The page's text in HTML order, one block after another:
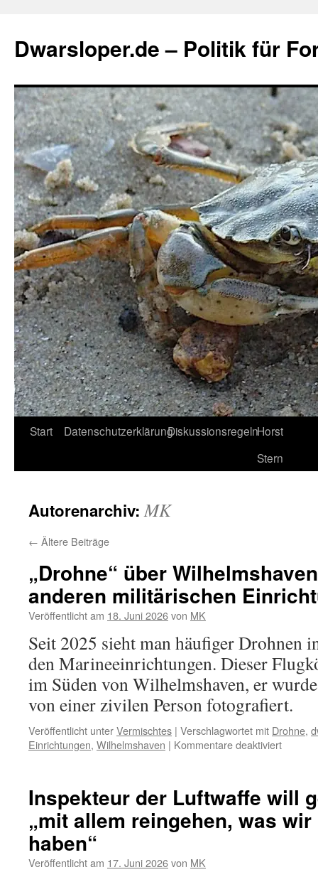
springen
Dwarsloper.de – Politik für
Start DatenschutzerklärungDiskussionsregelnHorst
Stern
Autorenarchiv:MK
← Ältere Beiträge
„Drohne“ über
anderen militärischen
Veröffentlicht am 18. Juni 2026von MK
Seit 2025 sieht man häufiger Drohnen
den Marineeinrichtungen. Dieser
im Süden von Wilhelmshaven, er
von einer zivilen Person fotografiert.
Veröffentlicht unterVermischtes | Verschlagwortet mit Drohne,
Einrichtungen, Wilhelmshaven | Kommentare deaktiviertfür
–
und
über
Inspekteur der Luftwaffe will
„mit allem reingehen, was
haben“
Veröffentlicht am 17. Juni 2026von MK